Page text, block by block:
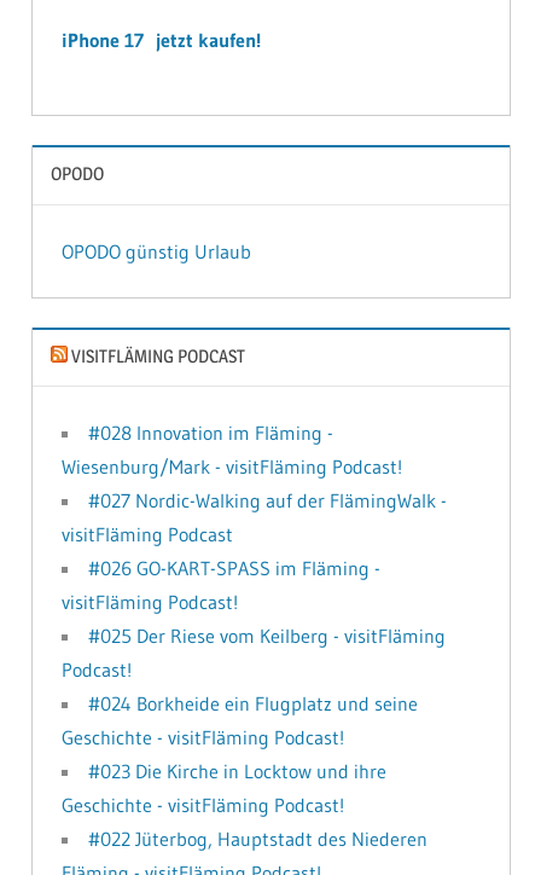
iPhone 17 jetzt kaufen!
OPODO
OPODO günstig Urlaub
VISITFLÄMING PODCAST
#028 Innovation im Fläming -
Wiesenburg/Mark - visitFläming Podcast!
#027 Nordic-Walking auf der FlämingWalk -
visitFläming Podcast
#026 GO-KART-SPASS im Fläming -
visitFläming Podcast!
#025 Der Riese vom Keilberg - visitFläming
Podcast!
#024 Borkheide ein Flugplatz und seine
Geschichte - visitFläming Podcast!
#023 Die Kirche in Locktow und ihre
Geschichte - visitFläming Podcast!
#022 Jüterbog, Hauptstadt des Niederen